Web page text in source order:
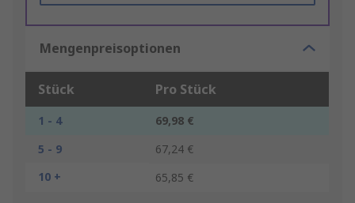
Mengenpreisoptionen
Stück Pro Stück
1 - 4
69,98 €
5 - 9
67,24 €
10 +
65,85 €